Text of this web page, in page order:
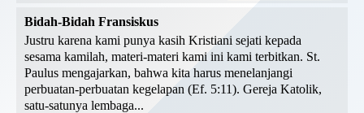
Bidah-Bidah Fransiskus
Justru karena kami punya kasih Kristiani sejati kepada
sesama kamilah, materi-materi kami ini kami terbitkan. St.
Paulus mengajarkan, bahwa kita harus menelanjangi
perbuatan-perbuatan kegelapan (Ef. 5:11). Gereja Katolik,
satu-satunya lembaga...